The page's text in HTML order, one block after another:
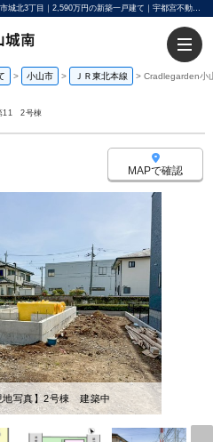
Cradlegarden小山市城北第11 2号棟 栃木県小山市城北3丁目｜2,590万円の新築一戸建て｜宇都宮不動産小山城南店
> 小山市 > ＪＲ東北本線 > Cradlegarden
11 2号棟
MAPで確認
地写真】2号棟 建築中